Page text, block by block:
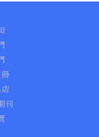
刊